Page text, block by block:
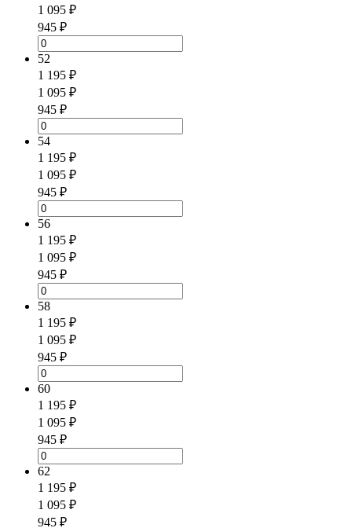
1 095 ₽
945 ₽
52
1 195 ₽
1 095 ₽
945 ₽
54
1 195 ₽
1 095 ₽
945 ₽
56
1 195 ₽
1 095 ₽
945 ₽
58
1 195 ₽
1 095 ₽
945 ₽
60
1 195 ₽
1 095 ₽
945 ₽
62
1 195 ₽
1 095 ₽
945 ₽